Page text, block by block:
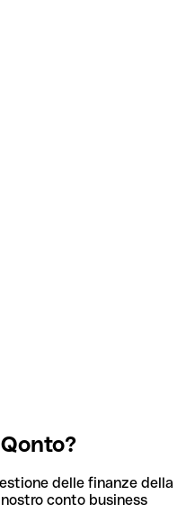
delle finanze della
conto business